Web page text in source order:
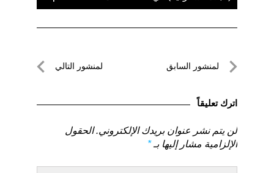
تصفّحلمنشور السابق
السابق
لمنشور التالي
اترك تعليقاً
لن يتم نشر عنوان بريدك الإلكتروني. الحقول
الإلزامية مشار إليها بـ*